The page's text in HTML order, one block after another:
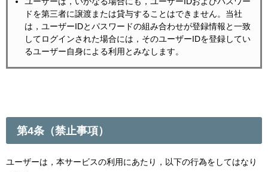
ドを第三者に譲渡または貸与することはできません。当社
は，ユーザーIDとパスワードの組み合わせが登録情報と一致
してログインされた場合には，そのユーザーIDを登録してい
るユーザー自身による利用とみなします。
第4条（禁止事項）
ユーザーは，本サービスの利用にあたり，以下の行為をしてはなり